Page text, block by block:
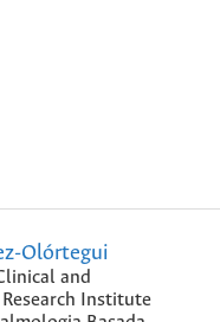
Olórtegui
and
Institute